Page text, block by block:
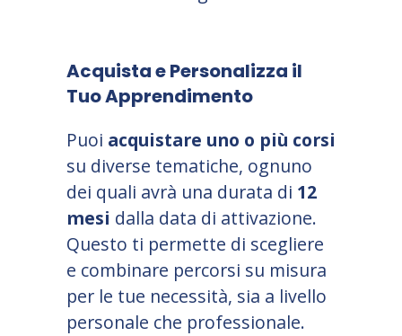
Acquista e Personalizza il
Tuo Apprendimento
Puoi acquistare uno o più corsi
su diverse tematiche, ognuno
dei quali avrà una durata di 12
mesi dalla data di attivazione.
Questo ti permette di scegliere
e combinare percorsi su misura
per le tue necessità, sia a livello
personale che professionale.